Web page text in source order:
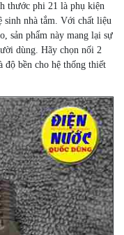
thước phi 21 là phụ kiện
sinh nhà tắm. Với chất liệu
sản phẩm này mang lại sự
dùng. Hãy chọn nối 2
độ bền cho hệ thống thiết